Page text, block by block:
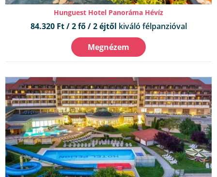
Hunguest Hotel Panoráma Hévíz
84.320 Ft / 2 fő / 2 éjtől kiváló félpanzióval
Megnézem